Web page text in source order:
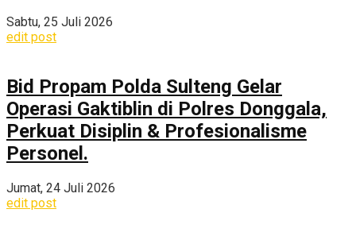
Sabtu, 25 Juli 2026
edit post
Bid Propam Polda Sulteng Gelar
Operasi Gaktiblin di Polres Donggala,
Perkuat Disiplin & Profesionalisme
Personel.
Jumat, 24 Juli 2026
edit post